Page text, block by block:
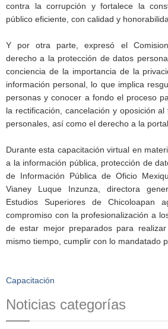
contra la corrupción y fortalece la
público eficiente, con calidad y
Y por otra parte, expresó el
derecho a la protección de datos
conciencia de la importancia de la
información personal, lo que implica
personas y conocer a fondo el proceso
la rectificación, cancelación y oposición
personales, así como el derecho a la
Durante esta capacitación virtual en
a la información pública, protección de
de Información Pública de Oficio
Vianey Luque Inzunza, directora
Estudios Superiores de Chicoloapan
compromiso con la profesionalización a
de estar mejor preparados para
mismo tiempo, cumplir con lo mandatado
Capacitación
Noticias categorías